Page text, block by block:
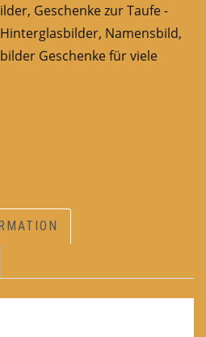
, Geschenke zur Taufe -
Hinterglasbilder, Namensbild,
Geschenke für viele